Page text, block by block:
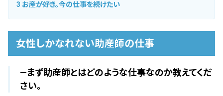
3 お産が好き。今の仕事を続けたい
女性しかなれない助産師の仕事
―まず助産師とはどのような仕事なのか教えてくだ
さい。